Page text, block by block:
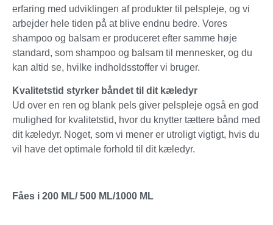
erfaring med udviklingen af produkter til pelspleje, og vi
arbejder hele tiden på at blive endnu bedre. Vores
shampoo og balsam er produceret efter samme høje
standard, som shampoo og balsam til mennesker, og du
kan altid se, hvilke indholdsstoffer vi bruger.
Kvalitetstid styrker båndet til dit kæledyr
Ud over en ren og blank pels giver pelspleje også en god
mulighed for kvalitetstid, hvor du knytter tættere bånd med
dit kæledyr. Noget, som vi mener er utroligt vigtigt, hvis du
vil have det optimale forhold til dit kæledyr.
Fåes i 200 ML/ 500 ML/1000 ML